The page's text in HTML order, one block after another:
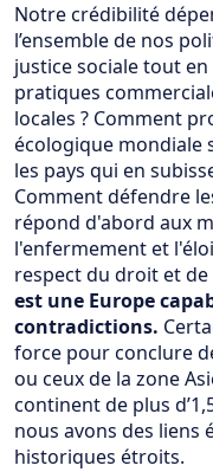
Notre crédibilité
l’ensemble de nos
justice sociale tout
pratiques
locales ? Comment
écologique mondiale
les pays qui en
Comment défendre
répond d'abord aux
l'enfermement et
respect du droit et de
est une Europe
contradictions.
force pour conclure
ou ceux de la zone
continent de plus
nous avons des liens
historiques étroits.